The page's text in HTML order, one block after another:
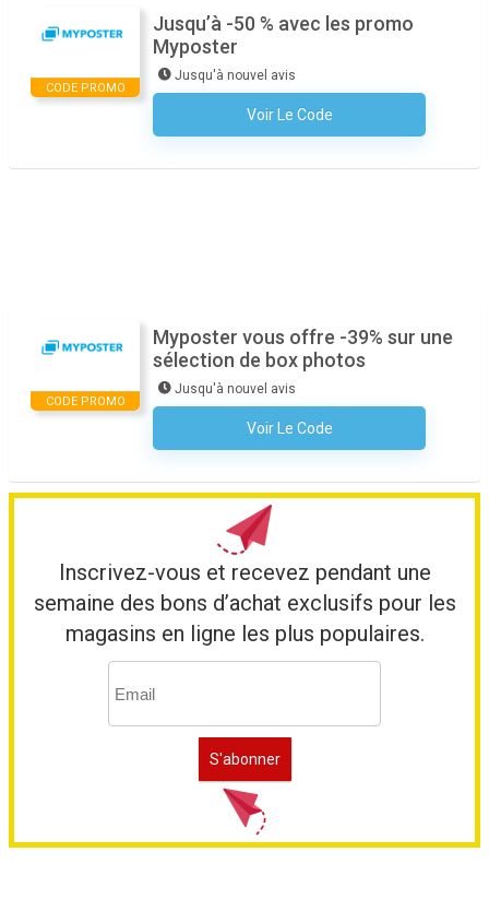
CODE PROMO
Jusqu’à -50 % avec les promo
Myposter
Jusqu'à nouvel avis
Voir Le Code
Aucun Code N'est Nécessaire
CODE PROMO
Myposter vous offre -39% sur une
sélection de box photos
Jusqu'à nouvel avis
Voir Le Code
Aucun Code N'est Nécessaire
Inscrivez-vous et recevez pendant une
semaine des bons d’achat exclusifs pour les
magasins en ligne les plus populaires.